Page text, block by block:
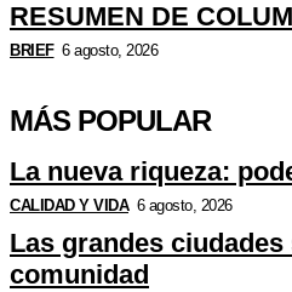
RESUMEN DE
BRIEF 6 agosto, 2026
MÁS POPULAR
La nueva riqueza:
CALIDAD Y VIDA 6 agosto, 2026
Las grandes
comunidad